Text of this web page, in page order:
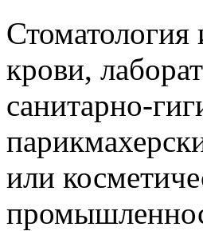
Стоматология
крови,
санитарно-
или